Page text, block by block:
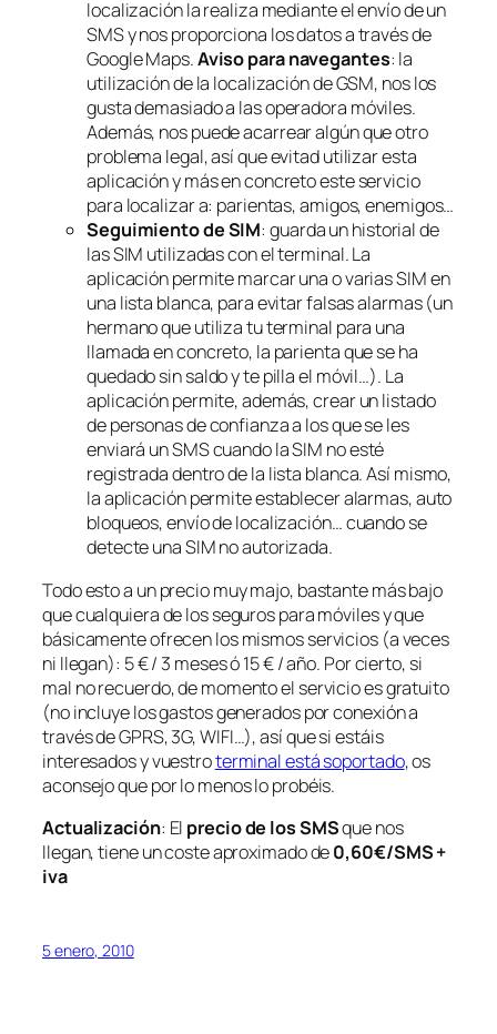
localización la realiza mediante el envío de un
SMS y nos proporciona los datos a través de
Google Maps.Aviso para navegantes: la
utilización de la localización de GSM, nos los
gusta demasiado a las operadora móviles.
Además, nos puede acarrear algún que otro
problema legal, así que evitad utilizar esta
aplicación y más en concreto este servicio
para localizar a: parientas, amigos, enemigos…
Seguimiento de SIM: guarda un historial de
las SIM utilizadas con el terminal. La
aplicación permite marcar una o varias SIM en
una lista blanca, para evitar falsas alarmas (un
hermano que utiliza tu terminal para una
llamada en concreto, la parienta que se ha
quedado sin saldo y te pilla el móvil…). La
aplicación permite, además, crear un listado
de personas de confianza a los que se les
enviará un SMS cuando la SIM no esté
registrada dentro de la lista blanca. Así mismo,
la aplicación permite establecer alarmas, auto
bloqueos, envío de localización… cuando se
detecte una SIM no autorizada.
Todo esto a un precio muy majo, bastante más bajo
que cualquiera de los seguros para móviles y que
básicamente ofrecen los mismos servicios (a veces
ni llegan): 5 € / 3 meses ó 15 € / año. Por cierto, si
mal no recuerdo, de momento el servicio es gratuito
(no incluye los gastos generados por conexión a
través de GPRS, 3G, WIFI…), así que si estáis
interesados y vuestroterminal está soportado, os
aconsejo que por lo menos lo probéis.
Actualización: El precio de los SMSque nos
llegan, tiene un coste aproximado de0,60€/SMS +
iva
5 enero, 2010